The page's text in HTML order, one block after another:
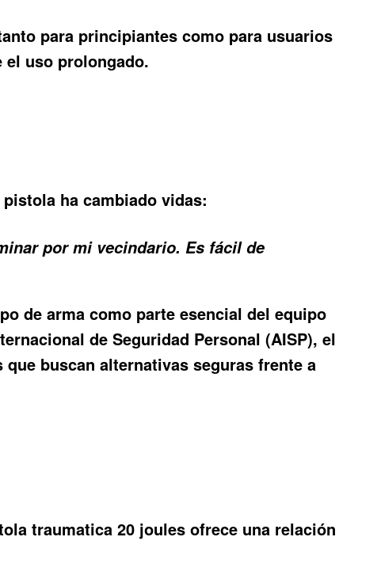
para principiantes como para usuarios
el uso prolongado.
ha cambiado vidas:
por mi vecindario. Es fácil de
de arma como parte esencial del equipo
de Seguridad Personal (AISP), el
buscan alternativas seguras frente a
traumatica 20 joules ofrece una relación